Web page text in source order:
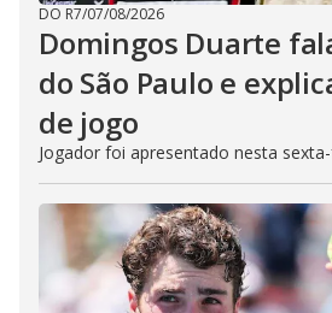
DO R7/07/08/2026
Domingos Duarte
do São Paulo e
de jogo
Jogador foi apresentado nesta